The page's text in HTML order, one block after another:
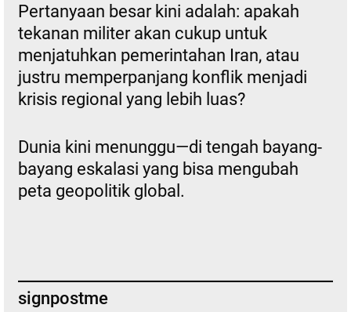
Pertanyaan besar kini adalah: apakah
tekanan militer akan cukup untuk
menjatuhkan pemerintahan Iran, atau
justru memperpanjang konflik menjadi
krisis regional yang lebih luas?
Dunia kini menunggu—di tengah bayang-
bayang eskalasi yang bisa mengubah
peta geopolitik global.
signpostme